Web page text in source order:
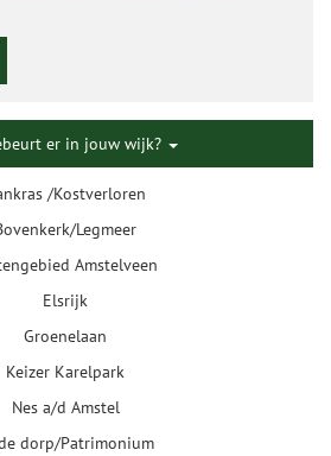
er in jouw wijk?
/Kostverloren
Legmeer
Amstelveen
Elsrijk
Groenelaan
Keizer Karelpark
Nes a/d Amstel
dorp/Patrimonium